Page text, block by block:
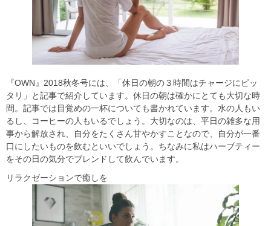
『OWN 』2018秋冬号には、「休日の朝の３時間はチャージにピッ
タリ」と記事で紹介しています。休日の朝は確かにとても大切な時
間。記事では目覚めの一杯についても書かれています。水の人もい
るし、コーヒーの人もいるでしょう。大切なのは、平日の雑多な用
事から解放され、自分をたくさん甘やかすことなので、自分が一番
口にしたいものを飲むといいでしょう。ちなみに私はハーブティー
をその日の気分でブレンドして飲んでいます。
リラクゼーションで癒しを